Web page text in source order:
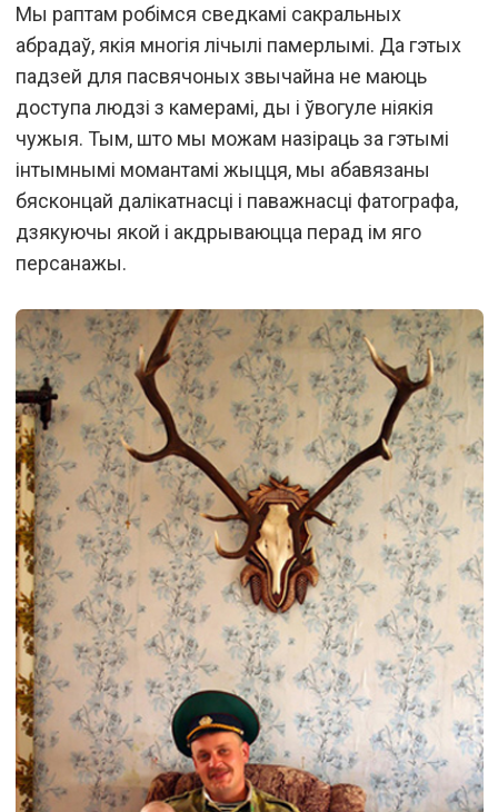
Мы раптам робімся сведкамі сакральных
абрадаў, якія многія лічылі памерлымі. Да гэтых
падзей для пасвячоных звычайна не маюць
доступа людзі з камерамі, ды і ўвогуле ніякія
чужыя. Тым, што мы можам назіраць за гэтымі
інтымнымі момантамі жыцця, мы абавязаны
бясконцай далікатнасці і паважнасці фатографа,
дзякуючы якой і акдрываюцца перад ім яго
персанажы.